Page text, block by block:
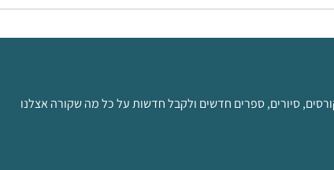
סיורים, ספרים חדשים ולקבל חדשות על כל מה שקורה אצלנו